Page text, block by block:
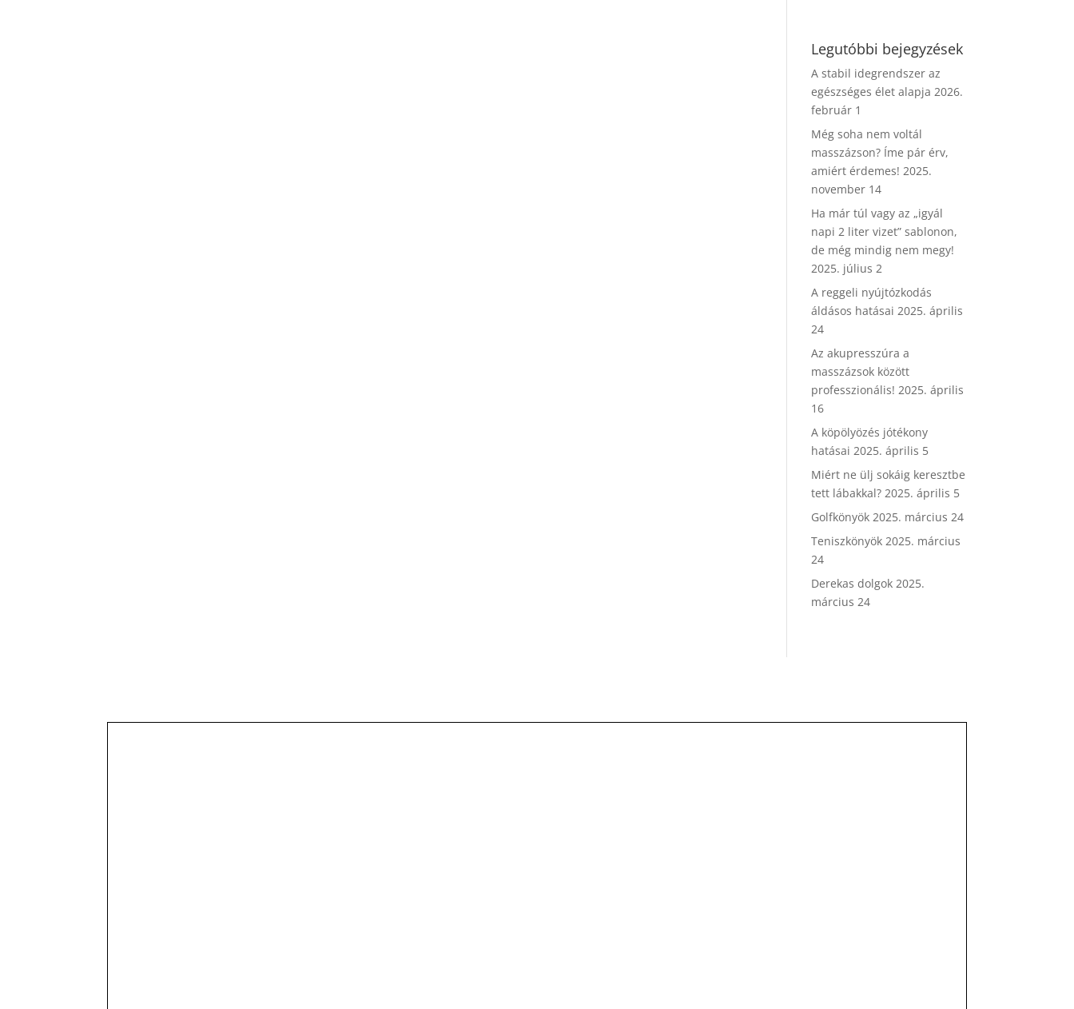
Legutóbbi bejegyzések
A stabil idegrendszer az
egészséges élet alapja 2026.
február 1
Még soha nem voltál
masszázson? Íme pár érv,
amiért érdemes! 2025.
november 14
Ha már túl vagy az „igyál
napi 2 liter vizet” sablonon,
de még mindig nem megy!
2025. július 2
A reggeli nyújtózkodás
áldásos hatásai 2025. április
24
Az akupresszúra a
masszázsok között
professzionális! 2025. április
16
A köpölyözés jótékony
hatásai 2025. április 5
Miért ne ülj sokáig keresztbe
tett lábakkal? 2025. április 5
Golfkönyök 2025. március 24
Teniszkönyök 2025. március
24
Derekas dolgok 2025.
március 24